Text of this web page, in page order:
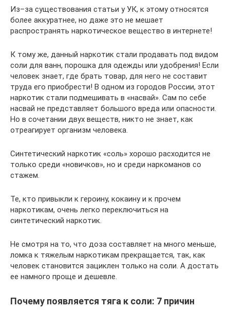
Из–за существования статьи у УК, к этому относятся
более аккуратнее, но даже это не мешает
распространять наркотическое вещество в интернете!
К тому же, данный наркотик стали продавать под видом
соли для ванн, порошка для одежды или удобрения! Если
человек знает, где брать товар, для него не составит
труда его приобрести! В одном из городов России, этот
наркотик стали подмешивать в «насвай». Сам по себе
насвай не представляет большого вреда или опасности.
Но в сочетании двух веществ, никто не знает, как
отреагирует организм человека.
Синтетический наркотик «соль» хорошо расходится не
только среди «новичков», но и среди наркоманов со
стажем.
Те, кто привыкли к героину, кокаину и к прочем
наркотикам, очень легко переключиться на
синтетический наркотик.
Не смотря на то, что доза составляет на много меньше,
ломка к тяжелым наркотикам прекращается, так, как
человек становится зациклен только на соли. А достать
ее намного проще и дешевле.
Почему появляется тяга к соли: 7 причин